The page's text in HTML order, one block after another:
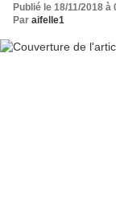
Publié le 18/11/2018 à
Par aifelle1